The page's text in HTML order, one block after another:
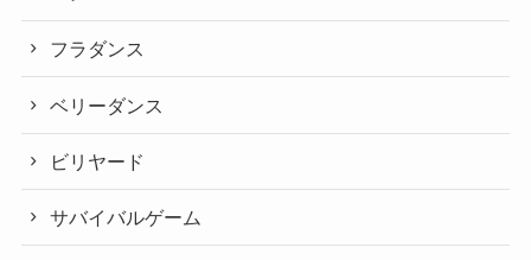
フラダンス
ベリーダンス
ビリヤード
サバイバルゲーム